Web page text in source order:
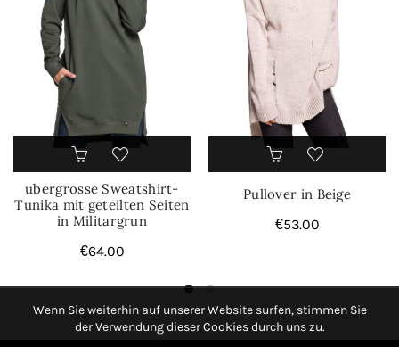
ubergrosse Sweatshirt-
Tunika mit geteilten Seiten
in Militargrun
€64.00
Pullover in Beige
€53.00
Wenn Sie weiterhin auf unserer Website surfen, stimmen Sie
der Verwendung dieser Cookies durch uns zu.